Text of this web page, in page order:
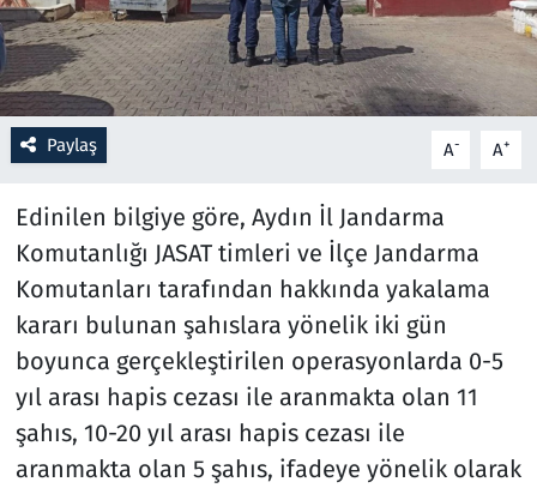
Paylaş A- A+
Edinilen bilgiye göre, Aydın İl Jandarma
Komutanlığı JASAT timleri ve İlçe Jandarma
Komutanları tarafından hakkında yakalama
kararı bulunan şahıslara yönelik iki gün
boyunca gerçekleştirilen operasyonlarda 0-5
yıl arası hapis cezası ile aranmakta olan 11
şahıs, 10-20 yıl arası hapis cezası ile
aranmakta olan 5 şahıs, ifadeye yönelik olarak
Rüya Tabirleri
Sağlık
Savunma Sanayi
Seçim 2023
Spor
Teknoloji ve Bilim
Televizyon